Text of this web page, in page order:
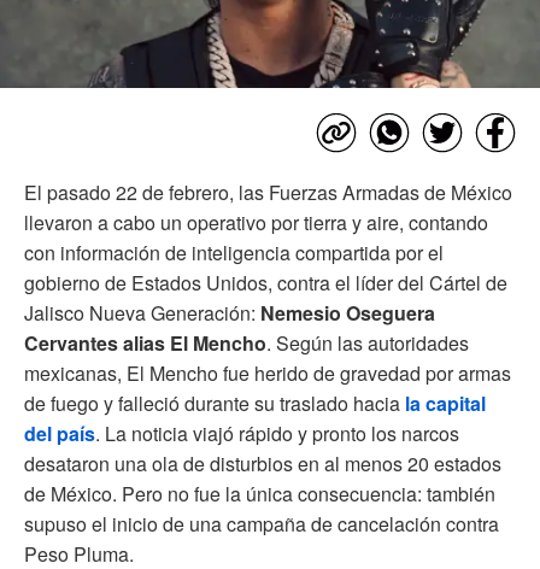
El pasado 22 de febrero, las Fuerzas Armadas de México
llevaron a cabo un operativo por tierra y aire, contando
con información de inteligencia compartida por el
gobierno de Estados Unidos, contra el líder del Cártel de
Jalisco Nueva Generación: Nemesio Oseguera
Cervantes alias El Mencho. Según las autoridades
mexicanas, El Mencho fue herido de gravedad por armas
de fuego y falleció durante su traslado hacia la capital
del país. La noticia viajó rápido y pronto los narcos
desataron una ola de disturbios en al menos 20 estados
de México. Pero no fue la única consecuencia: también
supuso el inicio de una campaña de cancelación contra
Peso Pluma.